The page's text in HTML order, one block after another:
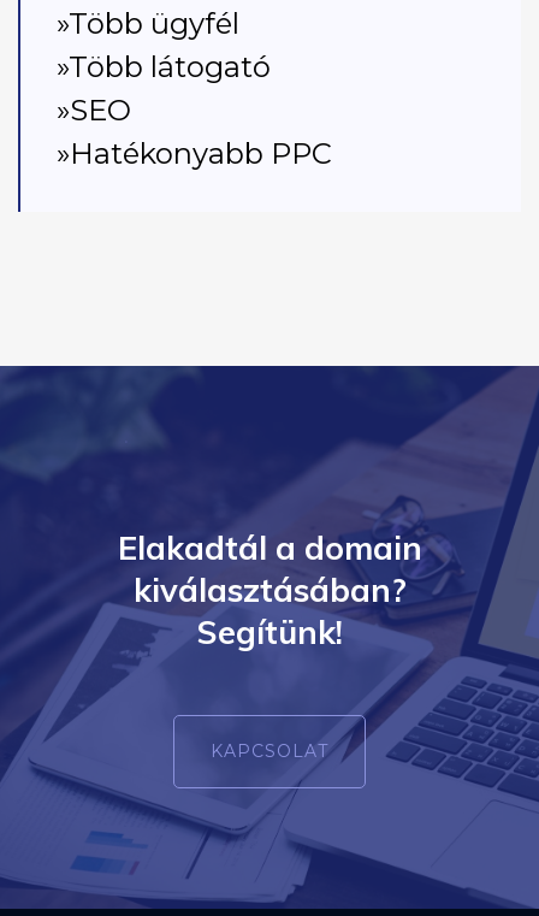
»Több ügyfél
»Több látogató
»SEO
»Hatékonyabb PPC
Elakadtál a domain
kiválasztásában?
Segítünk!
KAPCSOLAT